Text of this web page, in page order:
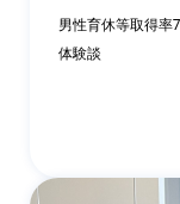
男性育休等取得
体験談